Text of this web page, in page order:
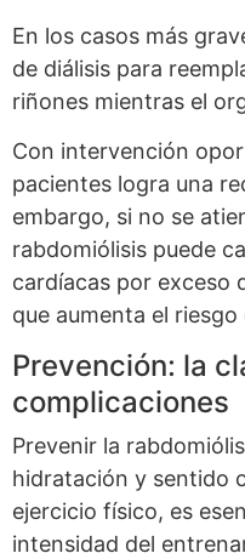
En los casos más
de diálisis para
riñones mientras el
Con intervención
pacientes logra una
embargo, si no se
rabdomiólisis puede
cardíacas por exceso
que aumenta el
Prevención: la
complicaciones
Prevenir la
hidratación y sentido
ejercicio físico, es
intensidad del